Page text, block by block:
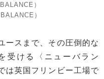
）
）
ースまで、その圧倒的な
受ける〈ニューバラン
は英国フリンビー工場で